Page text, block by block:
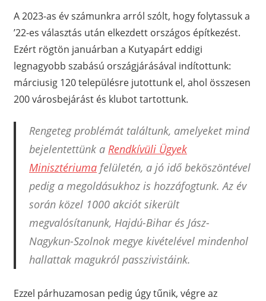
A 2023-as év számunkra arról szólt, hogy folytassuk a
’22-es választás után elkezdett országos építkezést.
Ezért rögtön januárban a Kutyapárt eddigi
legnagyobb szabású országjárásával indítottunk:
márciusig 120 településre jutottunk el, ahol összesen
200 városbejárást és klubot tartottunk.
Rengeteg problémát találtunk, amelyeket mind
bejelentettünk a Rendkívüli Ügyek
Minisztériuma felületén, a jó idő beköszöntével
pedig a megoldásukhoz is hozzáfogtunk. Az év
során közel 1000 akciót sikerült
megvalósítanunk, Hajdú-Bihar és Jász-
Nagykun-Szolnok megye kivételével mindenhol
hallattak magukról passzivistáink.
Ezzel párhuzamosan pedig úgy tűnik, végre az